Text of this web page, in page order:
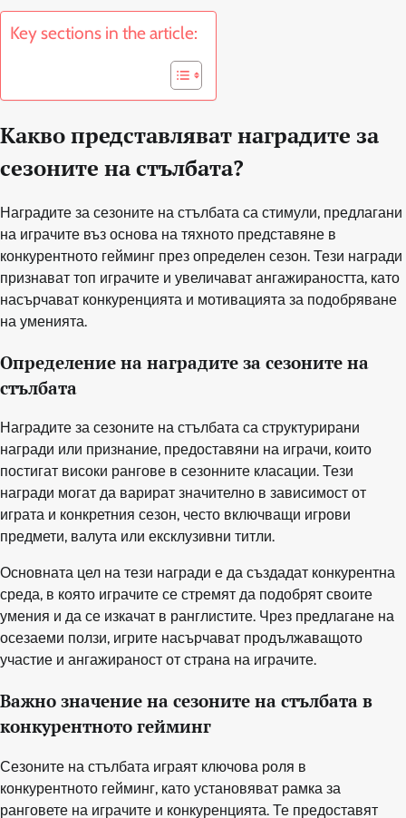
Key sections in the article:
Какво представляват наградите за
сезоните на стълбата?
Наградите за сезоните на стълбата са стимули, предлагани
на играчите въз основа на тяхното представяне в
конкурентното гейминг през определен сезон. Тези награди
признават топ играчите и увеличават ангажираността, като
насърчават конкуренцията и мотивацията за подобряване
на уменията.
Определение на наградите за сезоните на
стълбата
Наградите за сезоните на стълбата са структурирани
награди или признание, предоставяни на играчи, които
постигат високи рангове в сезонните класации. Тези
награди могат да варират значително в зависимост от
играта и конкретния сезон, често включващи игрови
предмети, валута или ексклузивни титли.
Основната цел на тези награди е да създадат конкурентна
среда, в която играчите се стремят да подобрят своите
умения и да се изкачат в ранглистите. Чрез предлагане на
осезаеми ползи, игрите насърчават продължаващото
участие и ангажираност от страна на играчите.
Важно значение на сезоните на стълбата в
конкурентното гейминг
Сезоните на стълбата играят ключова роля в
конкурентното гейминг, като установяват рамка за
ранговете на играчите и конкуренцията. Те предоставят